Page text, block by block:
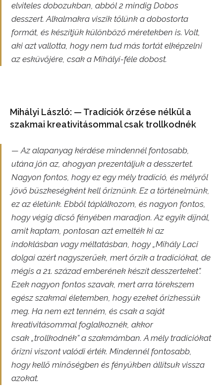
elviteles dobozukban, abból 2 mindig Dobos
desszert. Alkalmakra viszik tőlünk a dobostorta
formát, és készítjük különböző méretekben is. Volt,
aki azt vallotta, hogy nem tud más tortát elképzelni
az esküvőjére, csak a Mihályi-féle dobost.
Mihályi László: — Tradíciók őrzése nélkül a
szakmai kreativitásommal csak trollkodnék
— Az alapanyag kérdése mindennél fontosabb,
utána jön az, ahogyan prezentáljuk a desszertet.
Nagyon fontos, hogy ez egy mély tradíció, és mélyről
jövő büszkeségként kell őriznünk. Ez a történelmünk,
ez az életünk. Ebből táplálkozom, és nagyon fontos,
hogy végig dicső fényében maradjon. Az egyik díjnál,
amit kaptam, pontosan azt emelték ki az
indoklásban vagy méltatásban, hogy „Mihály Laci
dolgai azért nagyszerűek, mert őrzik a tradíciókat, de
mégis a 21. század emberének készít desszerteket”.
Ezek nagyon fontos szavak, mert arra törekszem
egész szakmai életemben, hogy ezeket őrizhessük
meg. Ha nem ezt tenném, és csak a saját
kreativitásommal foglalkoznék, akkor
csak „trollkodnék” a szakmámban. A mély tradíciókat
őrizni viszont valódi érték. Mindennél fontosabb,
hogy kellő minőségben és fényükben állítsuk vissza
azokat.